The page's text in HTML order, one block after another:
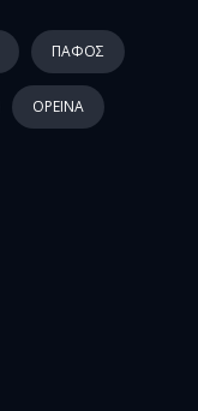
ΠΑΦΟΣ
ΟΡΕΙΝΑ